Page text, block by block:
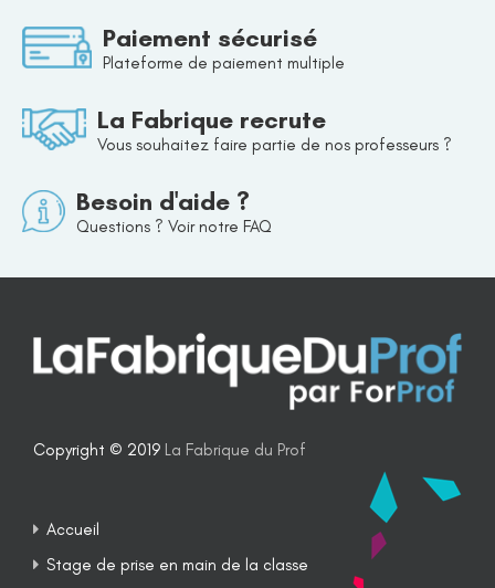
Paiement sécurisé
Plateforme de paiement multiple
La Fabrique recrute
Vous souhaitez faire partie de nos professeurs ?
Besoin d'aide ?
Questions ? Voir notre FAQ
Copyright © 2019 La Fabrique du Prof
Accueil
Stage de prise en main de la classe